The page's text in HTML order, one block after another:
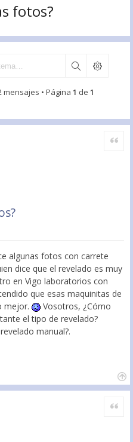
fotos?
mensajes • Página 1 de 1
Citar
algunas fotos con carrete
dice que el revelado es muy
en Vigo laboratorios con
que esas maquinitas de
mejor.
Vosotros, ¿Cómo
el tipo de revelado?
manual?.
Citar